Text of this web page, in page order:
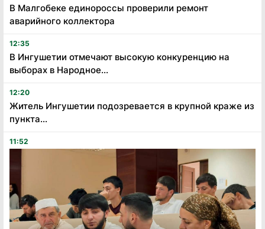
В Малгобеке единороссы проверили ремонт
аварийного коллектора
12:35
В Ингушетии отмечают высокую конкуренцию на
выборах в Народное...
12:20
Житель Ингушетии подозревается в крупной краже из
пункта...
11:52